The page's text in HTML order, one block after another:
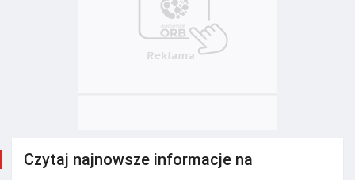
Czytaj najnowsze informacje na